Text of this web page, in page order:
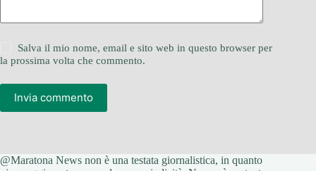
Salva il mio nome, email e sito web in questo browser per
la prossima volta che commento.
Invia commento
@Maratona News non è una testata giornalistica, in quanto